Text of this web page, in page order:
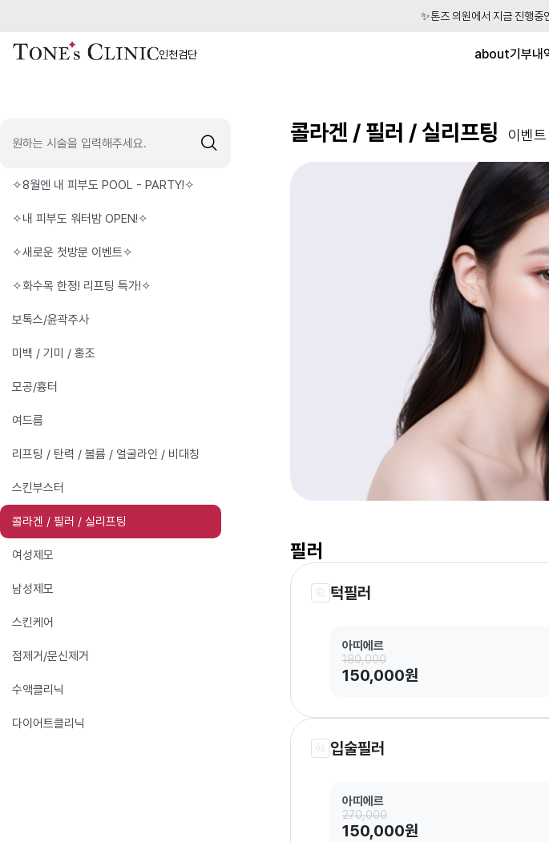
✨톤즈 의원에서 지금 진행중
인천검단 about기부내
✧8월엔 내 피부도 POOL - PARTY!✧
✧내 피부도 워터밤 OPEN!✧
✧새로운 첫방문 이벤트✧
✧화수목 한정! 리프팅 특가!✧
보톡스/윤곽주사
미백 / 기미 / 홍조
모공/흉터
여드름
리프팅 / 탄력 / 볼륨 / 얼굴라인 / 비대칭
스킨부스터
콜라겐 / 필러 / 실리프팅
여성제모
남성제모
스킨케어
점제거/문신제거
수액클리닉
다이어트클리닉
콜라겐 / 필러 / 실리프팅 이벤
필러
턱필러
아띠에르
180,000
150,000원
입술필러
아띠에르
270,000
150,000원